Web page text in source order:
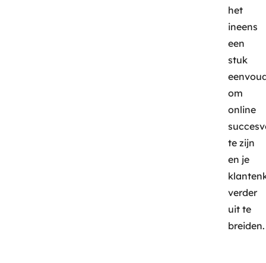
het
ineens
een
stuk
om
online
te zijn
en je
verder
uit te
breiden.